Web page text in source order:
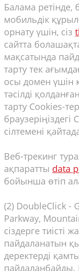
Балама ретінде,
мобильдік
орнату үшін, сіз
сайтта
мақсатында
тарту тек
осы домен үшін
тәсілді
тарту Cookies-
браузеріңіздегі
сілтемені
Веб-трекинг
ақпаратты data
бойынша өтіп
(2) DoubleClick -
Parkway,
сіздерге тиісті
пайдаланатын
деректерді
пайдаланбайды.